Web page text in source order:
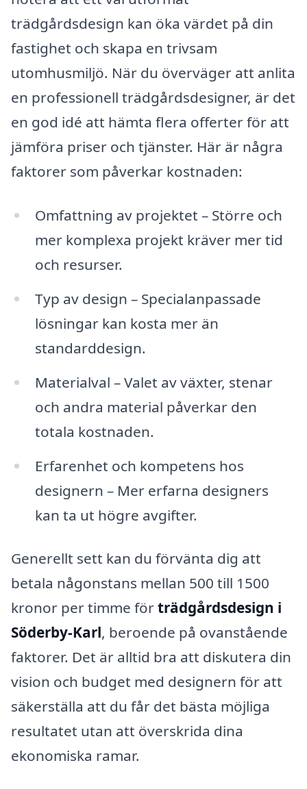
trädgårdsdesign kan öka värdet på din
fastighet och skapa en trivsam
utomhusmiljö. När du överväger att anlita
en professionell trädgårdsdesigner, är det
en god idé att hämta flera offerter för att
jämföra priser och tjänster. Här är några
faktorer som påverkar kostnaden:
Omfattning av projektet – Större och
mer komplexa projekt kräver mer tid
och resurser.
Typ av design – Specialanpassade
lösningar kan kosta mer än
standarddesign.
Materialval – Valet av växter, stenar
och andra material påverkar den
totala kostnaden.
Erfarenhet och kompetens hos
designern – Mer erfarna designers
kan ta ut högre avgifter.
Generellt sett kan du förvänta dig att
betala någonstans mellan 500 till 1500
kronor per timme förträdgårdsdesign i
Söderby-Karl, beroende på ovanstående
faktorer. Det är alltid bra att diskutera din
vision och budget med designern för att
säkerställa att du får det bästa möjliga
resultatet utan att överskrida dina
ekonomiska ramar.